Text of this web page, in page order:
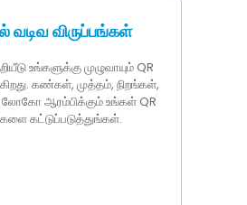
வடிவ விருப்பங்கள்
உங்களுக்கு முழுவாயும் QR
கண்கள், முத்தம், நிறங்கள்,
லோகோ ஆரம்பிக்கும் உங்கள் QR
கட்டுப்படுத்துங்கள்.